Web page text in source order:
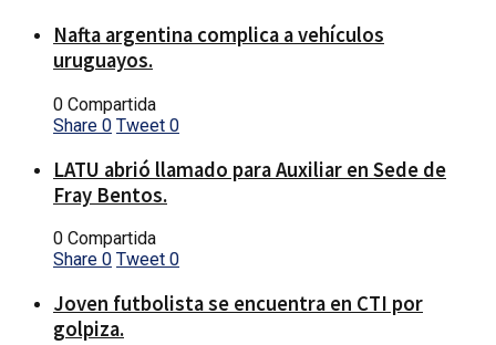
Nafta argentina complica a vehículos
uruguayos.
0 Compartida
Share 0 Tweet 0
LATU abrió llamado para Auxiliar en Sede de
Fray Bentos.
0 Compartida
Share 0 Tweet 0
Joven futbolista se encuentra en CTI por
golpiza.